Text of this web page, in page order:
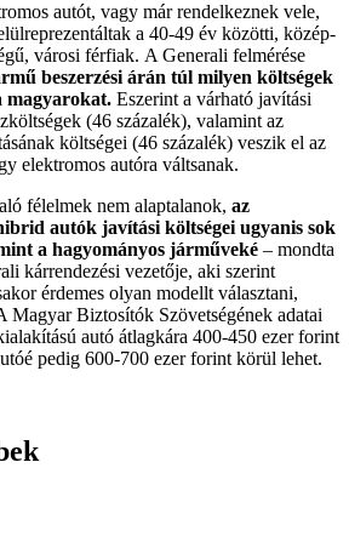
autót, vagy már rendelkeznek vele,
a 40-49 év közötti, közép-
városi férfiak. A Generali felmérése
beszerzési árán túl milyen költségek
magyarokat. Eszerint a várható javítási
(46 százalék), valamint az
költségei (46 százalék) veszik el az
elektromos autóra váltsanak.
félelmek nem alaptalanok, az
autók javítási költségei ugyanis sok
a hagyományos járműveké – mondta
kárrendezési vezetője, aki szerint
érdemes olyan modellt választani,
Magyar Biztosítók Szövetségének adatai
autó átlagkára 400-450 ezer forint
pedig 600-700 ezer forint körül lehet.